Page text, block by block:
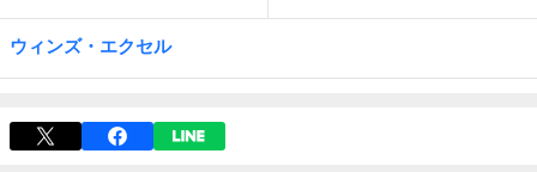
ウィンズ・エクセル